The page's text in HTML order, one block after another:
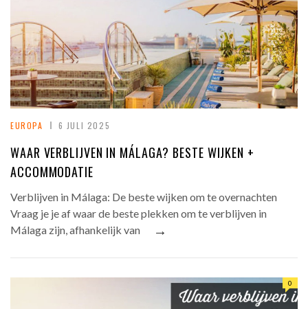
EUROPA 6 JULI 2025
WAAR VERBLIJVEN IN MÁLAGA? BESTE WIJKEN +
ACCOMMODATIE
Verblijven in Málaga: De beste wijken om te overnachten
Vraag je je af waar de beste plekken om te verblijven in
Málaga zijn, afhankelijk van
→
0